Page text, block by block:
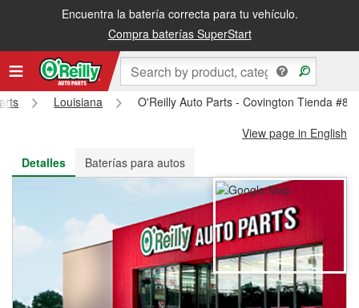
Encuentra la batería correcta para tu vehículo.
Compra baterías SuperStart
Recibe tu orden gratis al día siguiente o recógela en la tienda
Louisiana
O'Reilly Auto Parts - Covington Tienda
View page in English
Detalles
Baterías para autos